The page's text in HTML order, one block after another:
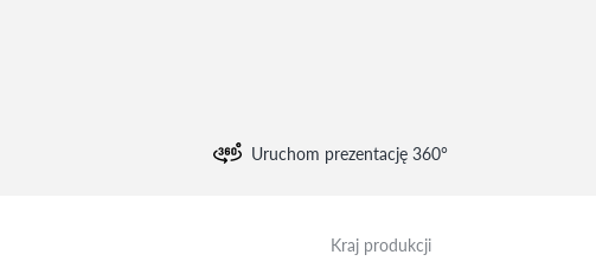
Uruchom prezentację 360°
Kraj produkcji